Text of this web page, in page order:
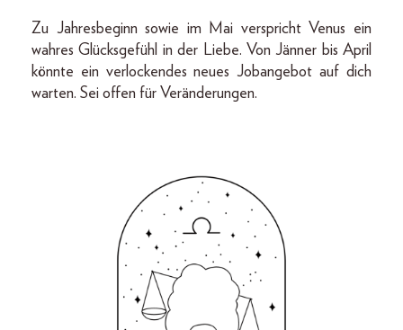
Zu Jahresbeginn sowie im Mai verspricht Venus ein
wahres Glücksgefühl in der Liebe. Von Jänner bis April
könnte ein verlockendes neues Jobangebot auf dich
warten. Sei offen für Veränderungen.